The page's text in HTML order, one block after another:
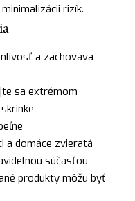
rizík.
a zachováva
sa extrémom
a domáce zvieratá
súčasťou
produkty môžu byť